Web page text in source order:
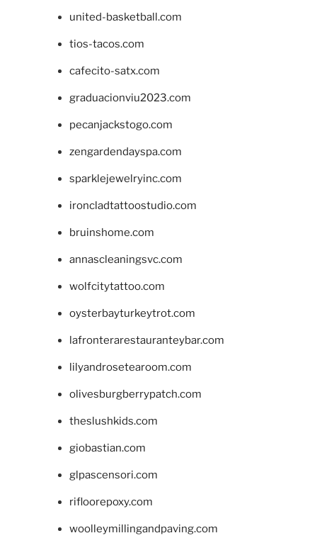
united-basketball.com
tios-tacos.com
cafecito-satx.com
graduacionviu2023.com
pecanjackstogo.com
zengardendayspa.com
sparklejewelryinc.com
ironcladtattoostudio.com
bruinshome.com
annascleaningsvc.com
wolfcitytattoo.com
oysterbayturkeytrot.com
lafronterarestauranteybar.com
lilyandrosetearoom.com
olivesburgberrypatch.com
theslushkids.com
giobastian.com
glpascensori.com
rifloorepoxy.com
woolleymillingandpaving.com